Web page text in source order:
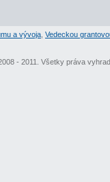
a vývoja Vedeckou
- 2011. Všetky práva